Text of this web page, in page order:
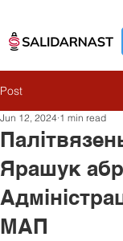
Post
Ярашук
МАП
Jun 12, 2024 1 min read